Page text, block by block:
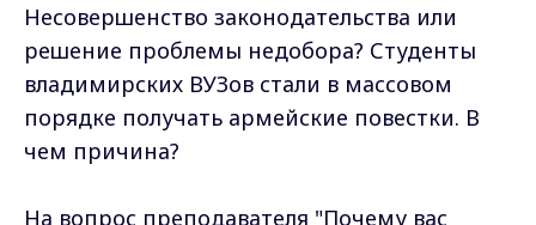
Несовершенство законодательства или
решение проблемы недобора? Студенты
владимирских ВУЗов стали в массовом
порядке получать армейские повестки. В
чем причина?
На вопрос преподавателя "Почему вас